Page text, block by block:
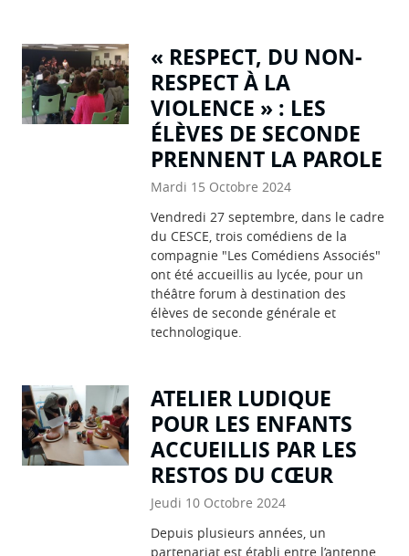
« RESPECT, DU NON-
RESPECT À LA
VIOLENCE » : LES
ÉLÈVES DE SECONDE
PRENNENT LA PAROLE
Mardi 15 Octobre 2024
Vendredi 27 septembre, dans le cadre
du CESCE, trois comédiens de la
compagnie "Les Comédiens Associés"
ont été accueillis au lycée, pour un
théâtre forum à destination des
élèves de seconde générale et
technologique.
ATELIER LUDIQUE
POUR LES ENFANTS
ACCUEILLIS PAR LES
RESTOS DU CŒUR
Jeudi 10 Octobre 2024
Depuis plusieurs années, un
partenariat est établi entre l’antenne